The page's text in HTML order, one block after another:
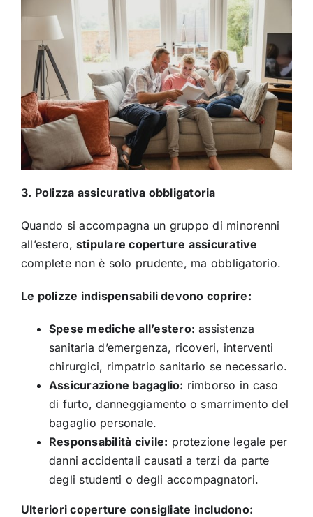
3. Polizza assicurativa obbligatoria
Quando si accompagna un gruppo di minorenni
all’estero, stipulare coperture assicurative
complete non è solo prudente, ma obbligatorio.
Le polizze indispensabili devono coprire:
Spese mediche all’estero: assistenza
sanitaria d’emergenza, ricoveri, interventi
chirurgici, rimpatrio sanitario se necessario.
Assicurazione bagaglio: rimborso in caso
di furto, danneggiamento o smarrimento del
bagaglio personale.
Responsabilità civile: protezione legale per
danni accidentali causati a terzi da parte
degli studenti o degli accompagnatori.
Ulteriori coperture consigliate includono: